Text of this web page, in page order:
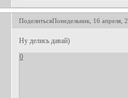
ПоделитьсяПонедельник, 16 апреля,
Ну делись давай)
0